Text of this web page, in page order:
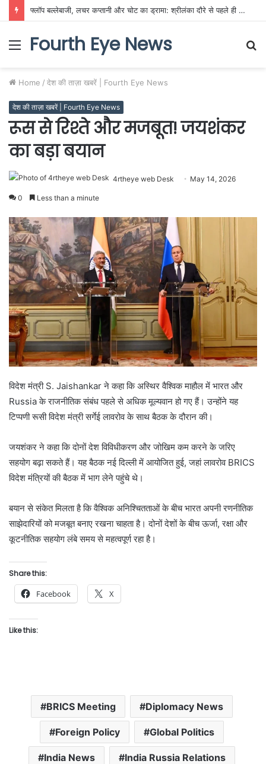
फ्लॉप बल्लेबाजी, लचर कप्तानी और चोट का ड्रामा: श्रीलंका दौरे से पहले ही बेनकाब हुआ टीम इंडिया का खोखलापन!
Menu
Fourth Eye News
Home / देश की ताज़ा खबरें | Fourth Eye News
देश की ताज़ा खबरें | Fourth Eye News
रूस से रिश्ते और मजबूत! जयशंकर
का बड़ा बयान
4rtheye web Desk May 14, 2026
0 Less than a minute
विदेश मंत्री S. Jaishankar ने कहा कि अस्थिर वैश्विक माहौल में भारत और
Russia के राजनीतिक संबंध पहले से अधिक मूल्यवान हो गए हैं। उन्होंने यह
टिप्पणी रूसी विदेश मंत्री सर्गेई लावरोव के साथ बैठक के दौरान की।
जयशंकर ने कहा कि दोनों देश विविधीकरण और जोखिम कम करने के जरिए
सहयोग बढ़ा सकते हैं। यह बैठक नई दिल्ली में आयोजित हुई, जहां लावरोव BRICS
विदेश मंत्रियों की बैठक में भाग लेने पहुंचे थे।
बयान से संकेत मिलता है कि वैश्विक अनिश्चितताओं के बीच भारत अपनी रणनीतिक
साझेदारियों को मजबूत बनाए रखना चाहता है। दोनों देशों के बीच ऊर्जा, रक्षा और
कूटनीतिक सहयोग लंबे समय से महत्वपूर्ण रहा है।
Share this:
Facebook X
Like this:
BRICS Meeting Diplomacy News
Foreign Policy Global Politics
India News India Russia Relations